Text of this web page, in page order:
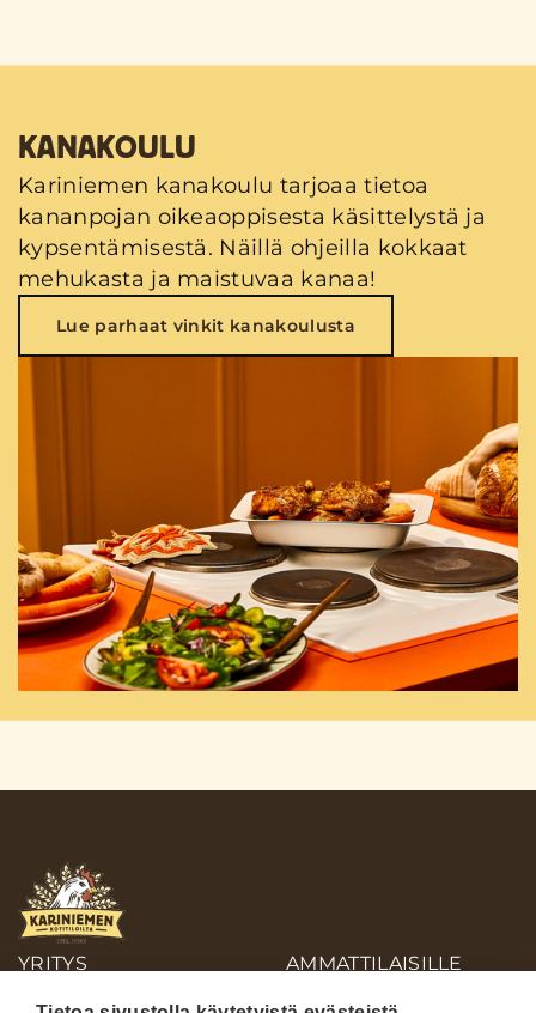
KANAKOULU
Kariniemen kanakoulu tarjoaa tietoa
kananpojan oikeaoppisesta käsittelystä ja
kypsentämisestä. Näillä ohjeilla kokkaat
mehukasta ja maistuvaa kanaa!
Lue parhaat vinkit kanakoulusta
YRITYS
AMMATTILAISILLE